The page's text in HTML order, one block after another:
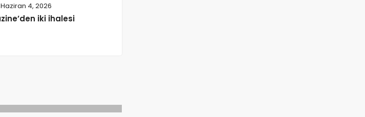
Haziran 4, 2026
iki ihalesi